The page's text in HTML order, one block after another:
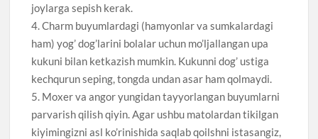
joylarga sepish kerak.
4. Charm buyumlardagi (hamyonlar va sumkalardagi
ham) yog’ dog’larini bolalar uchun mo’ljallangan upa
kukuni bilan ketkazish mumkin. Kukunni dog’ ustiga
kechqurun seping, tongda undan asar ham qolmaydi.
5. Moxer va angor yungidan tayyorlangan buyumlarni
parvarish qilish qiyin. Agar ushbu matolardan tikilgan
kiyimingizni asl ko’rinishida saqlab qoilshni istasangiz,